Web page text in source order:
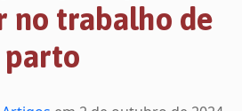
no trabalho de
parto